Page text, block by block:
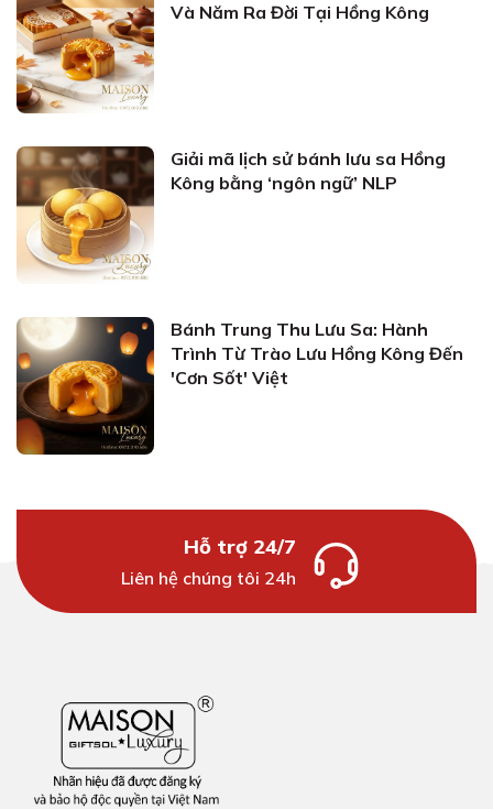
Và Năm Ra Đời Tại Hồng Kông
Giải mã lịch sử bánh lưu sa Hồng
Kông bằng ‘ngôn ngữ’ NLP
Bánh Trung Thu Lưu Sa: Hành
Trình Từ Trào Lưu Hồng Kông Đến
'Cơn Sốt' Việt
Hỗ trợ 24/7
Liên hệ chúng tôi 24h